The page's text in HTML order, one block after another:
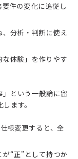
要件の変化に追従し
、分析・判断に使え
な体験」を作りやす
という一般論に留
ます。
様変更すると、全
が“正”として持つか